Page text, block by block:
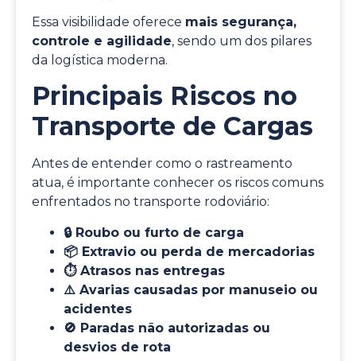
Essa visibilidade oferece mais segurança,
controle e agilidade, sendo um dos pilares
da logística moderna.
Principais Riscos no
Transporte de Cargas
Antes de entender como o rastreamento
atua, é importante conhecer os riscos comuns
enfrentados no transporte rodoviário:
🔒 Roubo ou furto de carga
📦 Extravio ou perda de mercadorias
⏱️ Atrasos nas entregas
⚠️ Avarias causadas por manuseio ou
acidentes
🚫 Paradas não autorizadas ou
desvios de rota